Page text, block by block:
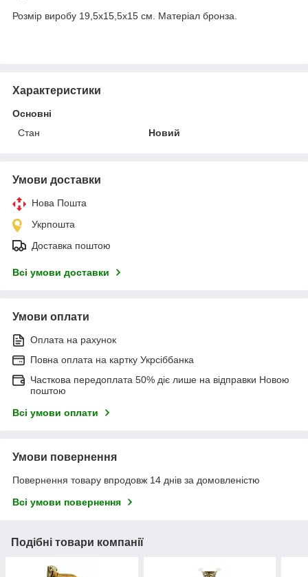
Розмір виробу 19,5х15,5х15 см. Матеріал бронза.
Характеристики
Основні
Стан
Новий
Умови доставки
Нова Пошта
Укрпошта
Доставка поштою
Всі умови доставки
Умови оплати
Оплата на рахунок
Повна оплата на картку Укрсіббанка
Часткова передоплата 50% діє лише на відправки Новою
поштою
Всі умови оплати
Умови повернення
Повернення товару впродовж 14 днів за домовленістю
Всі умови повернення
Подібні товари компанії